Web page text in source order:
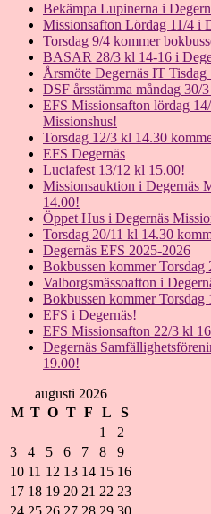
Bekämpa Lupinerna i
Missionsafton Lördag 11/4 i
Torsdag 9/4 kommer
BASAR 28/3 kl 14-16 i
Årsmöte Degernäs IT
DSF årsstämma måndag 30/
EFS Missionsafton lördag
Missionshus!
Torsdag 12/3 kl 14.30
EFS Degernäs
Luciafest 13/12 kl 15.00!
Missionsauktion i Degernäs
14.00!
Öppet Hus i Degernäs
Torsdag 20/11 kl 14.30
Degernäs EFS 2025-2026
Bokbussen kommer Torsdag
Valborgsmässoafton i
Bokbussen kommer Torsdag
EFS i Degernäs!
EFS Missionsafton 22/3 kl
Degernäs
19.00!
augusti 2026
M T O T F L
S
1
2
3
4 5 6 7 8
9
10 11 12 13 14 15 16
17 18 19 20 21 22 23
24 25 26 27 28 29 30